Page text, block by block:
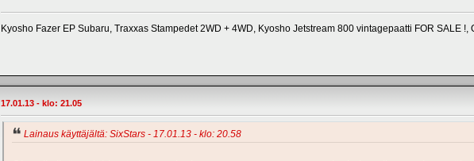
Kyosho Fazer EP Subaru, Traxxas Stampedet 2WD + 4WD, Kyosho Jetstream 800 vintagepaatti FOR SALE
17.01.13 - klo: 21.05
Lainaus käyttäjältä: SixStars - 17.01.13 - klo: 20.58